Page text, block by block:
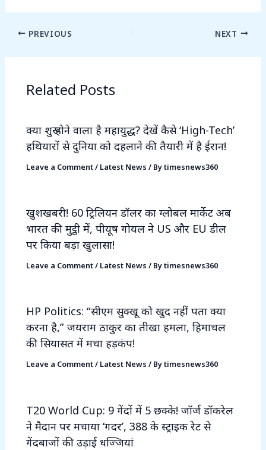
PREVIOUS NEXT
Related Posts
क्या शुरू होने वाला है महायुद्ध? देखें कैसे ‘High-Tech’
हथियारों से दुनिया को दहलाने की तैयारी में है ईरान!
Leave a Comment/ Latest News / Bytimesnews360
खुशखबरी! 60 ट्रिलियन डॉलर का ग्लोबल मार्केट अब
भारत की मुट्ठी में, पीयूष गोयल ने US और EU डील
पर किया बड़ा खुलासा!
Leave a Comment/ Latest News / Bytimesnews360
HP Politics: “सीएम सुक्खू को खुद नहीं पता क्या
करना है,” जयराम ठाकुर का तीखा हमला, हिमाचल
की सियासत में मचा हड़कंप!
Leave a Comment/ Latest News / Bytimesnews360
T20 World Cup: 9 गेंदों में 5 छक्के! जॉर्ज डॉकरेल
ने मैदान पर मचाया ‘गदर’, 388 के स्ट्राइक रेट से
गेंदबाजों की उड़ाई धज्जियां